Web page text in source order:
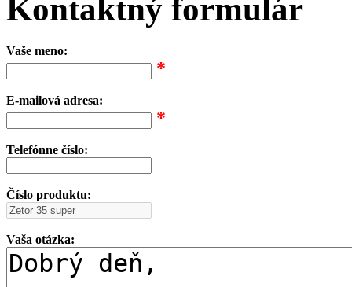
Kontaktný formulár
Vaše meno:
*
E-mailová adresa:
*
Telefónne číslo:
Číslo produktu:
Vaša otázka: